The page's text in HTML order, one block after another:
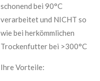
schonend bei 90°C
verarbeitet und NICHT so
wie bei herkömmlichen
Trockenfutter bei >300°C
Ihre Vorteile: